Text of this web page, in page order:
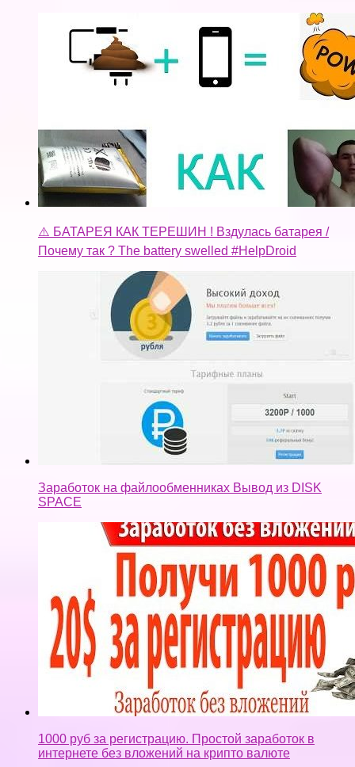
⚠️ БАТАРЕЯ КАК ТЕРЕШИН ! Вздулась батарея /
Почему так ? The battery swelled #HelpDroid
Заработок на файлообменниках Вывод из DISK
SPACE
1000 руб за регистрацию. Простой заработок в
интернете без вложений на крипто валюте